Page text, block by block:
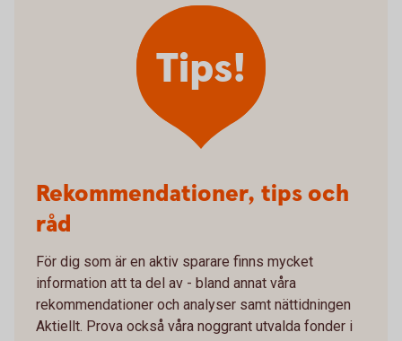
Tips!
Rekommendationer, tips och
råd
För dig som är en aktiv sparare finns mycket
information att ta del av - bland annat våra
rekommendationer och analyser samt nättidningen
Aktiellt. Prova också våra noggrant utvalda fonder i